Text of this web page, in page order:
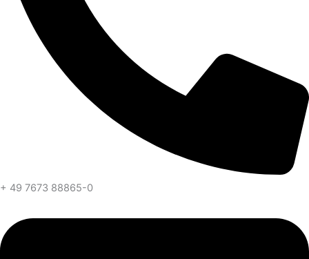
+ 49 7673 88865-0